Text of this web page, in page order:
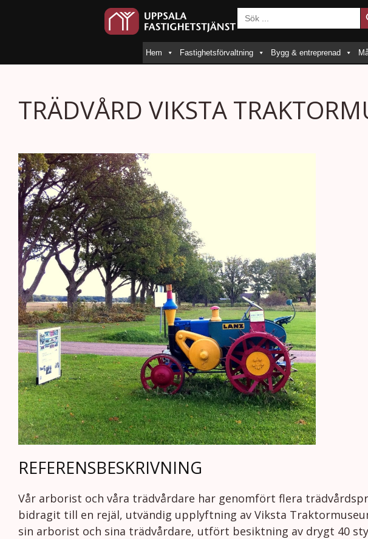
Sök
efter:
Hem Fastighetsförvaltning Bygg & entreprenad
TRÄDVÅRD VIKSTA
REFERENSBESKRIVNING
Vår arborist och våra trädvårdare har genomfört flera
bidragit till en rejäl, utvändig upplyftning av Viksta
sin arborist och sina trädvårdare, utfört besiktning av drygt 40